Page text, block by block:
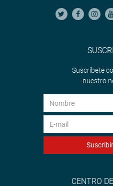
Suscríbete
nuestro
CENTRO